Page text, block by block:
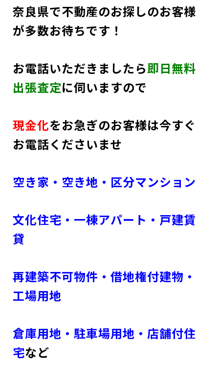
奈良県で不動産のお探しのお客様
が多数お待ちです！
お電話いただきましたら即日無料
出張査定に伺いますので
現金化をお急ぎのお客様は今すぐ
お電話くださいませ
空き家・空き地・区分マンション
文化住宅・一棟アパート・戸建賃
貸
再建築不可物件・借地権付建物・
工場用地
倉庫用地・駐車場用地・店舗付住
宅など